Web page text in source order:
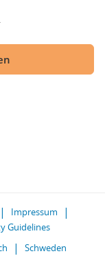
Impressum
Guidelines
Schweden